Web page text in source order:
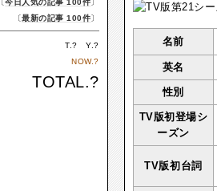
名前
英名
性別
TV版初登場シ
ーズン
TV版初台詞
〔今日人気の記事 100件〕
〔最新の記事 100件〕
T.? Y.?
NOW.?
TOTAL.?